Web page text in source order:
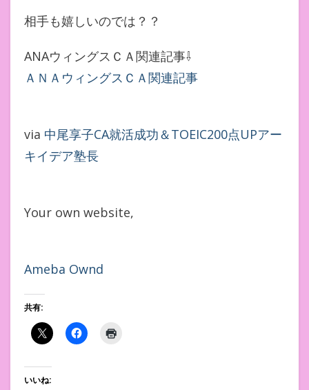
相手も嬉しいのでは？？
ANAウィングスＣＡ関連記事⇩
ＡＮＡウィングスＣＡ関連記事
via 中尾享子CA就活成功＆TOEIC200点UPアー
キイデア塾長
Your own website,
Ameba Ownd
共有:
いいね: